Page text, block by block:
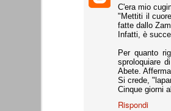
C'era mio
"Mettiti il
fatte dallo
Infatti, è
Per quanto
sproloquiare
Abete.
Si crede,
Cinque giorni
Rispondi
Daniele Rugani
A fine mese (29 luglio) compirà
Daniele Rugani. Difensore
per la chiusura pulita, bravo nel
È tempo di cessioni
Marotta è stato chiaro:
rimpiazzare immediatamente le
che aveva dato molto in questi 4 anni.
Sassuolo per Berardi e il riscatto di